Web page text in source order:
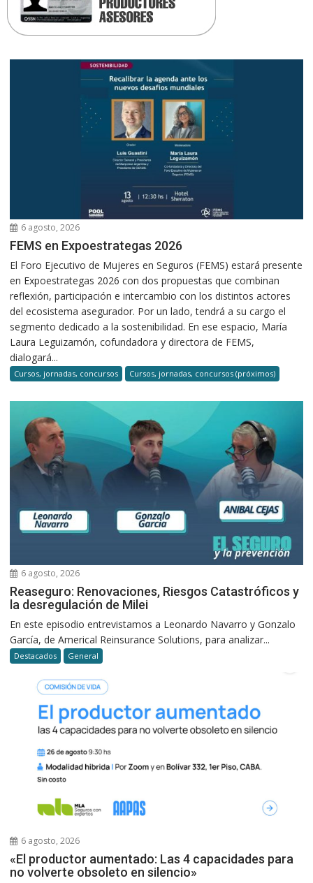
6 agosto, 2026
FEMS en Expoestrategas 2026
El Foro Ejecutivo de Mujeres en Seguros (FEMS) estará presente
en Expoestrategas 2026 con dos propuestas que combinan
reflexión, participación e intercambio con los distintos actores
del ecosistema asegurador. Por un lado, tendrá a su cargo el
segmento dedicado a la sostenibilidad. En ese espacio, María
Laura Leguizamón, cofundadora y directora de FEMS,
dialogará...
Cursos, jornadas, concursos Cursos, jornadas, concursos (próximos)
6 agosto, 2026
Reaseguro: Renovaciones, Riesgos Catastróficos y
la desregulación de Milei
En este episodio entrevistamos a Leonardo Navarro y Gonzalo
García, de Americal Reinsurance Solutions, para analizar...
Destacados General
6 agosto, 2026
«El productor aumentado: Las 4 capacidades para
no volverte obsoleto en silencio»